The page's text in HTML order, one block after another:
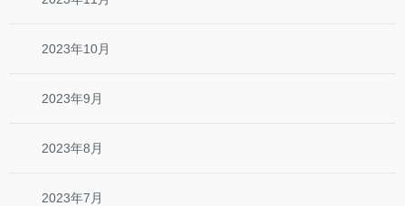
2023年10月
2023年9月
2023年8月
2023年7月